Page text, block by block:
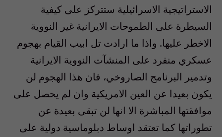
الاستراتيجية الاسرائيلية ستتركز على كيفية
السيطرة على الطموحات الايرانية غير النووية
الاخطر عليها. واذا ما ارادت تل ابيب القيام بهجوم
عسكري منفرد على المنشآت النووية الايرانية
وتدمير البرنامج الصاروخي، فان هذا الهجوم لن
يكون بعيدا عن العين الامريكية وان لم يحصل على
موافقتها المباشرة الا انها لن تبقى بعيدة عن
تطوراتها كما تعتقد اوساط دبلوماسية دولية على